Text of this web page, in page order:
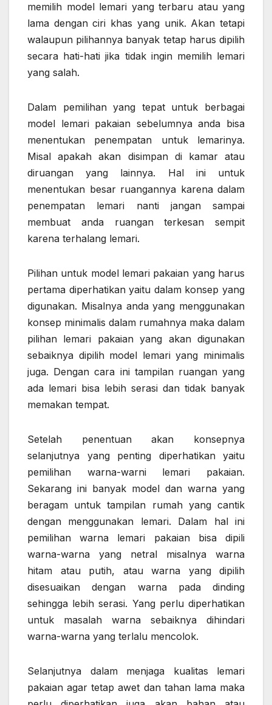
memilih model lemari yang terbaru atau yang
lama dengan ciri khas yang unik. Akan tetapi
walaupun pilihannya banyak tetap harus dipilih
secara hati-hati jika tidak ingin memilih lemari
yang salah.
Dalam pemilihan yang tepat untuk berbagai
model lemari pakaian sebelumnya anda bisa
menentukan penempatan untuk lemarinya.
Misal apakah akan disimpan di kamar atau
diruangan yang lainnya. Hal ini untuk
menentukan besar ruangannya karena dalam
penempatan lemari nanti jangan sampai
membuat anda ruangan terkesan sempit
karena terhalang lemari.
Pilihan untuk model lemari pakaian yang harus
pertama diperhatikan yaitu dalam konsep yang
digunakan. Misalnya anda yang menggunakan
konsep minimalis dalam rumahnya maka dalam
pilihan lemari pakaian yang akan digunakan
sebaiknya dipilih model lemari yang minimalis
juga. Dengan cara ini tampilan ruangan yang
ada lemari bisa lebih serasi dan tidak banyak
memakan tempat.
Setelah penentuan akan konsepnya
selanjutnya yang penting diperhatikan yaitu
pemilihan warna-warni lemari pakaian.
Sekarang ini banyak model dan warna yang
beragam untuk tampilan rumah yang cantik
dengan menggunakan lemari. Dalam hal ini
pemilihan warna lemari pakaian bisa dipili
warna-warna yang netral misalnya warna
hitam atau putih, atau warna yang dipilih
disesuaikan dengan warna pada dinding
sehingga lebih serasi. Yang perlu diperhatikan
untuk masalah warna sebaiknya dihindari
warna-warna yang terlalu mencolok.
Selanjutnya dalam menjaga kualitas lemari
pakaian agar tetap awet dan tahan lama maka